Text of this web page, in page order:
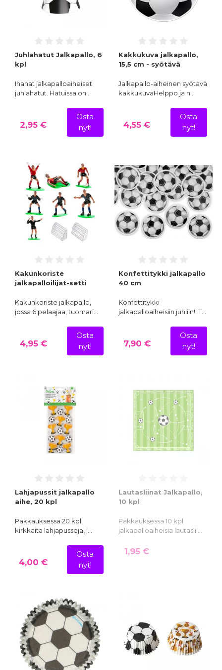
Juhlahatut Jalkapallo, 6
kpl
Ihanat jalkapalloaiheiset
juhlahatut. Hatuissa on…
2,95 €
Osta
nyt!
Kakkukuva jalkapallo,
15,5 cm - syötävä
Jalkapallo-aiheinen syötävä
kakkukuvaHelppo ja n…
4,55 €
Osta
nyt!
Kakunkoriste
jalkapalloilijat-setti
Kakunkoriste jalkapallo,
jossa 6 pelaajaa, tuomari…
4,95 €
Osta
nyt!
Konfettitykki jalkapallo
40 cm
Konfettitykki
jalkapalloaiheisiin juhliin! T…
7,90 €
Osta
nyt!
Lahjapussit jalkapallo
aihe, 20 kpl
Pakkauksessa 20 kpl
kirkkaita lahjapusseja, j…
4,00 €
Osta
nyt!
Lautasliinat Jalkapallo,
10 kpl
Pakkauksessa 10 kpl
jalkapalloaiheisia lautaslii…
1,95 €